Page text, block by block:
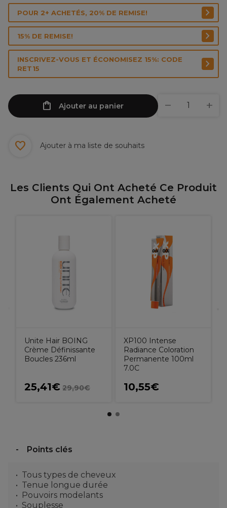
POUR 2+ ACHETÉS, 20% DE REMISE!
15% DE REMISE!
INSCRIVEZ-VOUS ET ÉCONOMISEZ 15%: CODE
RET15
Ajouter au panier
Ajouter à ma liste de souhaits
Les Clients Qui Ont Acheté Ce Produit
Ont Également Acheté
Unite Hair BOING
Crème Définissante
Boucles 236ml
25,41€ 29,90€
XP100 Intense
Radiance Coloration
Permanente 100ml
7.0C
10,55€
Points clés
Tous types de cheveux
Tenue longue durée
Pouvoirs modelants
Souplesse